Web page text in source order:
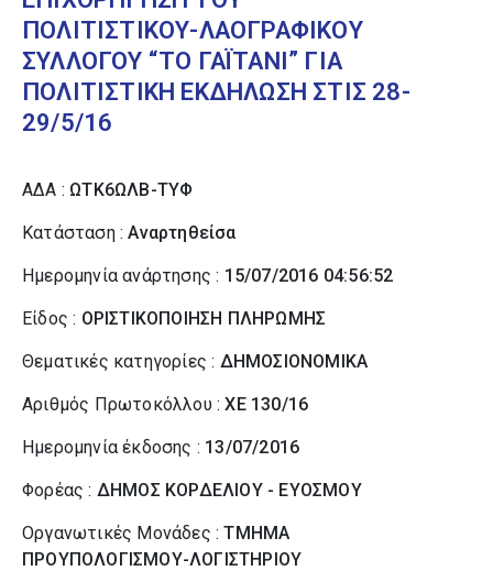
ΠΟΛΙΤΙΣΤΙΚΟΥ-ΛΑΟΓΡΑΦΙΚΟΥ
ΣΥΛΛΟΓΟΥ “ΤΟ ΓΑΪΤΑΝΙ” ΓΙΑ
ΠΟΛΙΤΙΣΤΙΚΗ ΕΚΔΗΛΩΣΗ ΣΤΙΣ 28-
29/5/16
ΑΔΑ : ΩΤΚ6ΩΛΒ-ΤΥΦ
Κατάσταση :Αναρτηθείσα
Ημερομηνία ανάρτησης : 15/07/2016 04:56:52
Είδος : ΟΡΙΣΤΙΚΟΠΟΙΗΣΗ ΠΛΗΡΩΜΗΣ
Θεματικές κατηγορίες : ΔΗΜΟΣΙΟΝΟΜΙΚΑ
Αριθμός Πρωτοκόλλου :ΧΕ 130/16
Ημερομηνία έκδοσης : 13/07/2016
Φορέας : ΔΗΜΟΣ ΚΟΡΔΕΛΙΟΥ - ΕΥΟΣΜΟΥ
Οργανωτικές Μονάδες :ΤΜΗΜΑ
ΠΡΟΥΠΟΛΟΓΙΣΜΟΥ-ΛΟΓΙΣΤΗΡΙΟΥ